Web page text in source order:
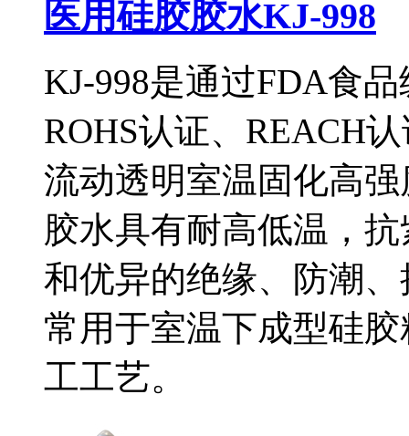
医用硅胶胶水KJ-998
KJ-998是通过FDA食
ROHS认证、REACH
流动透明室温固化高
胶水具有耐高低温，
和优异的绝缘、防潮
常用于室温下成型硅
工工艺。